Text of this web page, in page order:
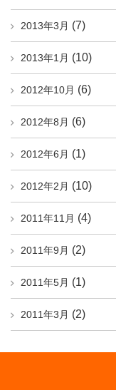
2013年3月 (7)
2013年1月 (10)
2012年10月 (6)
2012年8月 (6)
2012年6月 (1)
2012年2月 (10)
2011年11月 (4)
2011年9月 (2)
2011年5月 (1)
2011年3月 (2)